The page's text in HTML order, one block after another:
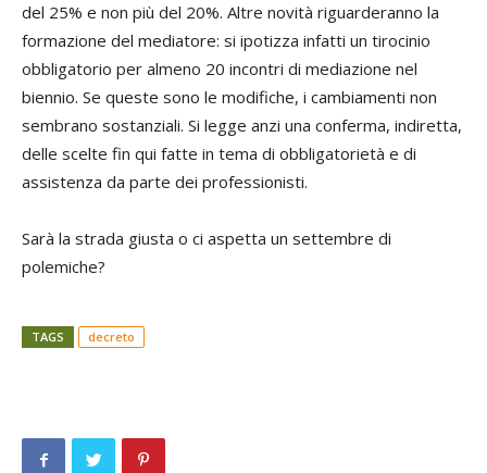
del 25% e non più del 20%. Altre novità riguarderanno la
formazione del mediatore: si ipotizza infatti un tirocinio
obbligatorio per almeno 20 incontri di mediazione nel
biennio. Se queste sono le modifiche, i cambiamenti non
sembrano sostanziali. Si legge anzi una conferma, indiretta,
delle scelte fin qui fatte in tema di obbligatorietà e di
assistenza da parte dei professionisti.
Sarà la strada giusta o ci aspetta un settembre di
polemiche?
TAGS decreto